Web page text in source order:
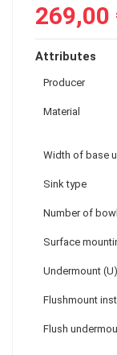
269,00
Attributes
Producer
Material
Width of base
Sink type
Number of
Surface
Undermount (U)
Flushmount
Flush